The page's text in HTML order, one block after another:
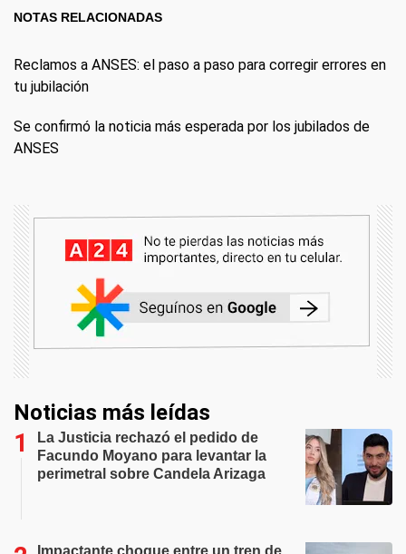
NOTAS RELACIONADAS
Reclamos a ANSES: el paso a paso para corregir errores en
tu jubilación
Se confirmó la noticia más esperada por los jubilados de
ANSES
Noticias más leídas
La Justicia rechazó el pedido de
Facundo Moyano para levantar la
perimetral sobre Candela Arizaga